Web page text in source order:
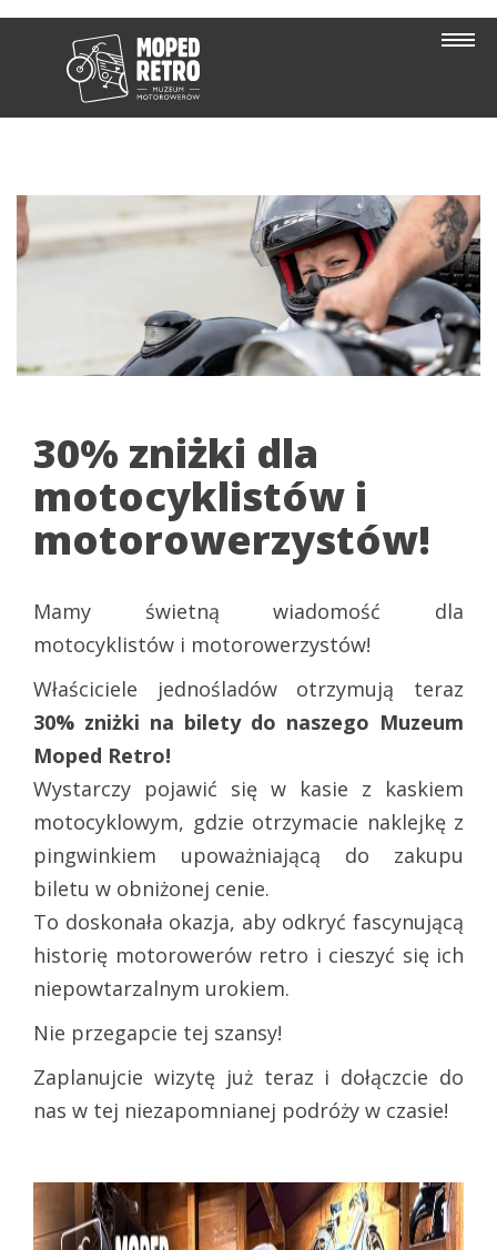
30% zniżki dla
motocyklistów i
motorowerzystów!
Mamy świetną wiadomość dla
motocyklistów i motorowerzystów!
Właściciele jednośladów otrzymują teraz
30% zniżki na bilety do naszego Muzeum
Moped Retro!
Wystarczy pojawić się w kasie z kaskiem
motocyklowym, gdzie otrzymacie naklejkę z
pingwinkiem upoważniającą do zakupu
biletu w obniżonej cenie.
To doskonała okazja, aby odkryć fascynującą
historię motorowerów retro i cieszyć się ich
niepowtarzalnym urokiem.
Nie przegapcie tej szansy!
Zaplanujcie wizytę już teraz i dołączcie do
nas w tej niezapomnianej podróży w czasie!